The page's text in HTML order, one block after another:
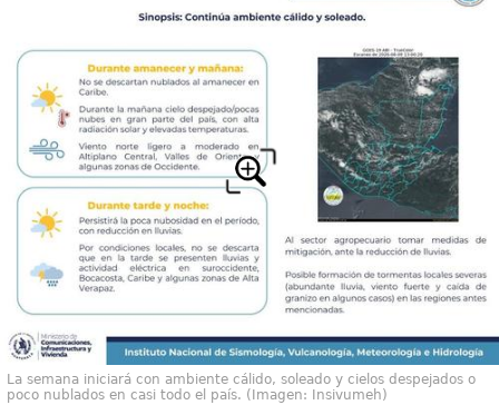
La semana iniciará con ambiente cálido, soleado y cielos despejados o
poco nublados en casi todo el país. (Imagen: Insivumeh)